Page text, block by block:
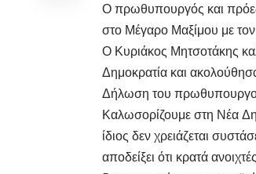
Ο πρωθυπουργός και
στο Μέγαρο Μαξίμου με
Ο Κυριάκος Μητσοτάκης
Δημοκρατία και
Δήλωση του
Καλωσορίζουμε στη Νέα
ίδιος δεν χρειάζεται
αποδείξει ότι κρατά